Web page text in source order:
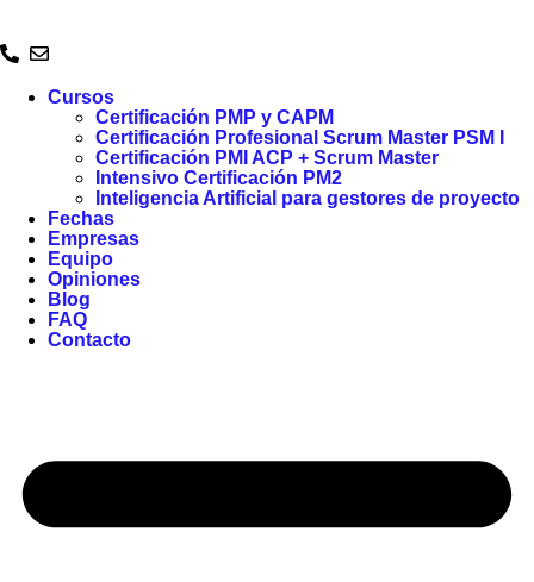
contenido
Cursos
Certificación PMP y CAPM
Certificación Profesional Scrum Master PSM I
Certificación PMI ACP + Scrum Master
Intensivo Certificación PM2
Inteligencia Artificial para gestores de proyecto
Fechas
Empresas
Equipo
Opiniones
Blog
FAQ
Contacto